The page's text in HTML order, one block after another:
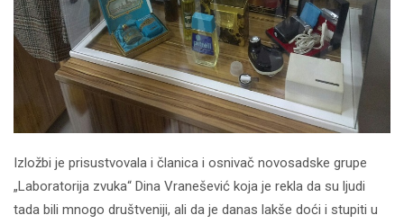
Izložbi je prisustvovala i članica i osnivač novosadske grupe
„Laboratorija zvuka“ Dina Vranešević koja je rekla da su ljudi
tada bili mnogo društveniji, ali da je danas lakše doći i stupiti u